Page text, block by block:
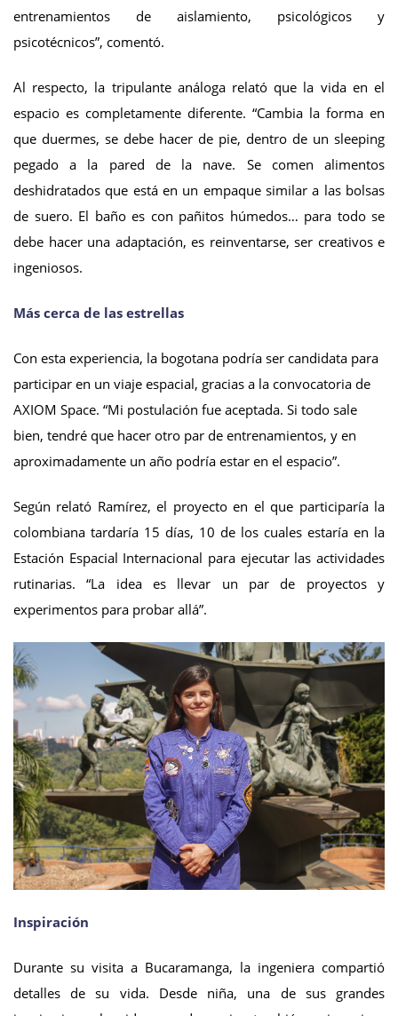
entrenamientos de aislamiento, psicológicos y
psicotécnicos”, comentó.
Al respecto, la tripulante análoga relató que la vida en el
espacio es completamente diferente. “Cambia la forma en
que duermes, se debe hacer de pie, dentro de un sleeping
pegado a la pared de la nave. Se comen alimentos
deshidratados que está en un empaque similar a las bolsas
de suero. El baño es con pañitos húmedos… para todo se
debe hacer una adaptación, es reinventarse, ser creativos e
ingeniosos.
Más cerca de las estrellas
Con esta experiencia, la bogotana podría ser candidata para
participar en un viaje espacial, gracias a la convocatoria de
AXIOM Space. “Mi postulación fue aceptada. Si todo sale
bien, tendré que hacer otro par de entrenamientos, y en
aproximadamente un año podría estar en el espacio”.
Según relató Ramírez, el proyecto en el que participaría la
colombiana tardaría 15 días, 10 de los cuales estaría en la
Estación Espacial Internacional para ejecutar las actividades
rutinarias. “La idea es llevar un par de proyectos y
experimentos para probar allá”.
Inspiración
Durante su visita a Bucaramanga, la ingeniera compartió
detalles de su vida. Desde niña, una de sus grandes